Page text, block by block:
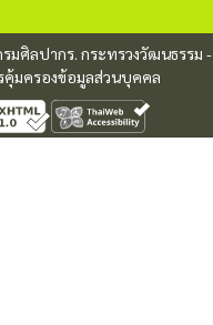
มศิลปากร. กระทรวงวัฒนธรรม -
คุ้มครองข้อมูลส่วนบุคคล